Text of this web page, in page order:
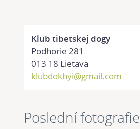
Klub tibetskej dogy
Podhorie 281
013 18 Lietava
klubdokhyi@gmail.com
Poslední fotografie